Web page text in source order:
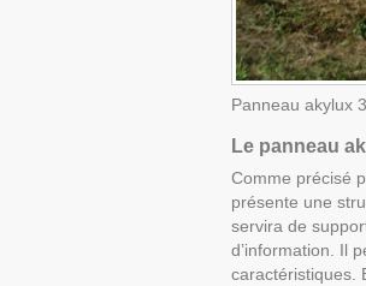
Panneau akylux
Le panneau
Comme précisé
présente une
servira de
d’information. Il
caractéristiques.